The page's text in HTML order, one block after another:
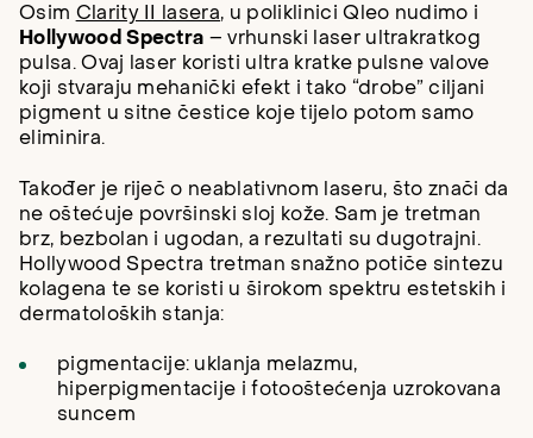
Osim Clarity II lasera, u poliklinici Qleo nudimo i
Hollywood Spectra – vrhunski laser ultrakratkog
pulsa. Ovaj laser koristi ultra kratke pulsne valove
koji stvaraju mehanički efekt i tako “drobe” ciljani
pigment u sitne čestice koje tijelo potom samo
eliminira.
Također je riječ o neablativnom laseru, što znači da
ne oštećuje površinski sloj kože. Sam je tretman
brz, bezbolan i ugodan, a rezultati su dugotrajni.
Hollywood Spectra tretman snažno potiče sintezu
kolagena te se koristi u širokom spektru estetskih i
dermatoloških stanja:
pigmentacije: uklanja melazmu,
hiperpigmentacije i fotooštećenja uzrokovana
suncem